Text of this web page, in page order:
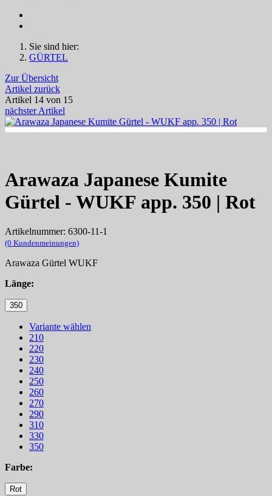
Sie sind hier:
GÜRTEL
Zur Übersicht
Artikel zurück
Artikel 14 von 15
nächster Artikel
Arawaza Japanese Kumite
Gürtel - WUKF app. 350 | Rot
Artikelnummer: 6300-11-1
(0 Kundenmeinungen)
Arawaza Gürtel WUKF
Länge:
350
Variante wählen
210
220
230
240
250
260
270
290
310
330
350
Farbe:
Rot